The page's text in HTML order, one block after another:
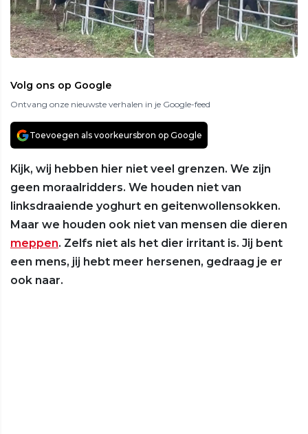
Volg ons op Google
Ontvang onze nieuwste verhalen in je Google-feed
Toevoegen als voorkeursbron op Google
Kijk, wij hebben hier niet veel grenzen. We zijn
geen moraalridders. We houden niet van
linksdraaiende yoghurt en geitenwollensokken.
Maar we houden ook niet van mensen die dieren
meppen. Zelfs niet als het dier irritant is. Jij bent
een mens, jij hebt meer hersenen, gedraag je er
ook naar.